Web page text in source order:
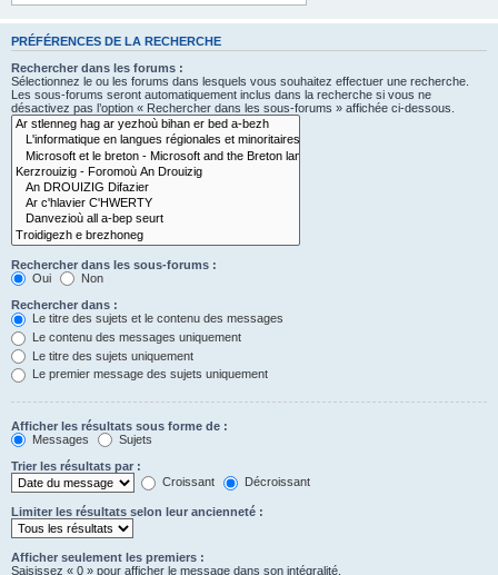
PRÉFÉRENCES DE LA RECHERCHE
Rechercher dans les forums :
Sélectionnez le ou les forums dans lesquels vous souhaitez effectuer une recherche.
Les sous-forums seront automatiquement inclus dans la recherche si vous ne
désactivez pas l’option « Rechercher dans les sous-forums » affichée ci-dessous.
Rechercher dans les sous-forums :
Oui
Non
Rechercher dans :
Le titre des sujets et le contenu des messages
Le contenu des messages uniquement
Le titre des sujets uniquement
Le premier message des sujets uniquement
Afficher les résultats sous forme de :
Messages
Sujets
Trier les résultats par :
Croissant
Décroissant
Limiter les résultats selon leur ancienneté :
Afficher seulement les premiers :
Saisissez « 0 » pour afficher le message dans son intégralité.